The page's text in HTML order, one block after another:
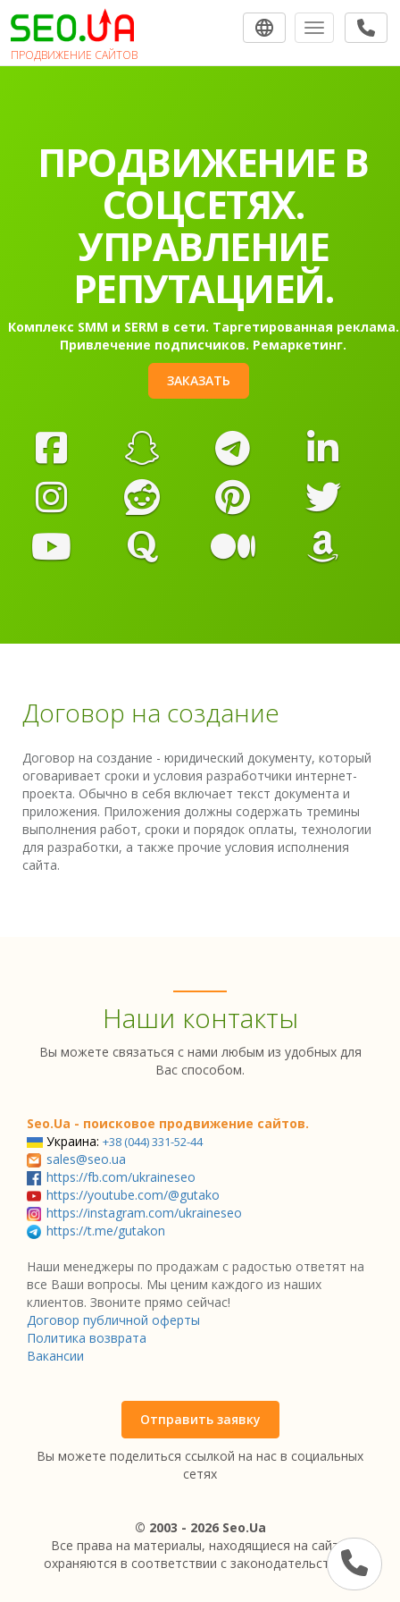
ПРОДВИЖЕНИЕ САЙТОВ
Toggle
ПРОДВИЖЕНИЕ В
СОЦСЕТЯХ.
УПРАВЛЕНИЕ
РЕПУТАЦИЕЙ.
Комплекс SMM и SERM в сети. Таргетированная реклама.
Привлечение подписчиков. Ремаркетинг.
ЗАКАЗАТЬ
Договор на создание
Договор на создание - юридический документу, который
оговаривает сроки и условия разработчики интернет-
проекта. Обычно в себя включает текст документа и
приложения. Приложения должны содержать тремины
выполнения работ, сроки и порядок оплаты, технологии
для разработки, а также прочие условия исполнения
сайта.
Наши контакты
Вы можете связаться с нами любым из удобных для
Вас способом.
Seo.Ua - поисковое продвижение сайтов.
Украина: +38 (044) 331-52-44
sales@seo.ua
https://fb.com/ukraineseo
https://youtube.com/@gutako
https://instagram.com/ukraineseo
https://t.me/gutakon
Наши менеджеры по продажам с радостью ответят на
все Ваши вопросы. Мы ценим каждого из наших
клиентов. Звоните прямо сейчас!
Договор публичной оферты
Политика возврата
Вакансии
Отправить заявку
Вы можете поделиться ссылкой на нас в социальных
сетях
© 2003 - 2026 Seo.Ua
Все права на материалы, находящиеся на сайте,
охраняются в соответствии с законодательством.